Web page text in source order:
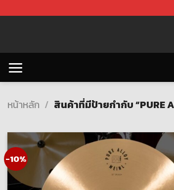
to
หน้าหลัก / สินค้าที่มีป้ายกำกับ “PURE
-10%